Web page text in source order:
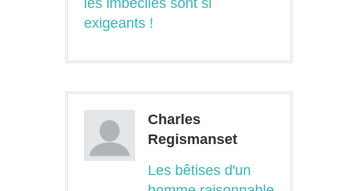
les imbéciles sont si
exigeants !
Charles
Regismanset
Les bêtises d'un